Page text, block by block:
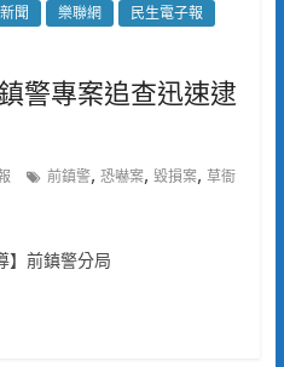
聞 樂聯網
民生電子報
警專案追查迅速逮
前鎮警, 恐嚇案, 毀損案, 草衙
】前鎮警分局